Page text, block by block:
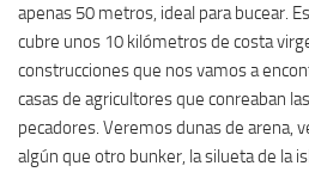
apenas 50 metros, ideal para bucear.
cubre unos 10 kilómetros de costa
construcciones que nos vamos a
casas de agricultores que conreaban
pecadores. Veremos dunas de arena,
algún que otro bunker, la silueta de la